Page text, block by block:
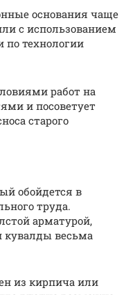
основания чаще
с использованием
по технологии
работ на
и посоветует
старого
обойдется в
труда.
арматурой,
весьма
из кирпича или